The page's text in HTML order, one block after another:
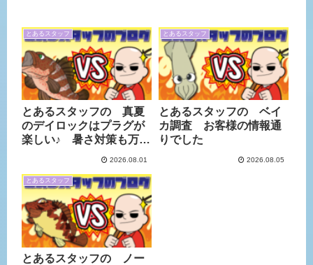
とあるスタッフ
とあるスタッフの 真夏
のデイロックはプラグが
楽しい♪ 暑さ対策も万全
2026.08.01
とあるスタッフ
とあるスタッフの ベイ
カ調査 お客様の情報通
りでした
2026.08.05
とあるスタッフ
とあるスタッフの ノー